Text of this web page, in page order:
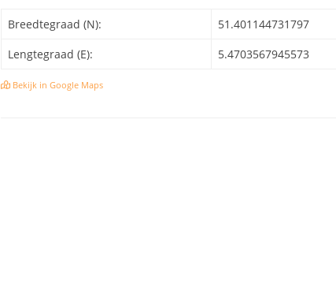
Breedtegraad (N):
51.401144731797
Lengtegraad (E):
5.4703567945573
Bekijk in Google Maps